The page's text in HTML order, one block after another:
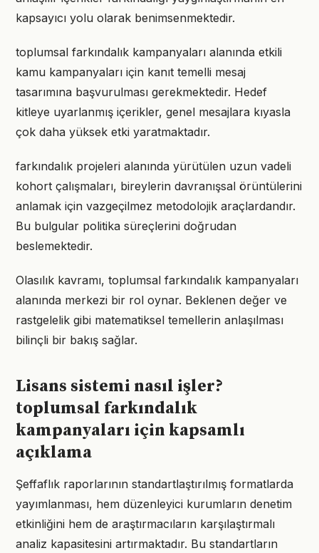
kapsayıcı yolu olarak benimsenmektedir.
toplumsal farkındalık kampanyaları alanında etkili
kamu kampanyaları için kanıt temelli mesaj
tasarımına başvurulması gerekmektedir. Hedef
kitleye uyarlanmış içerikler, genel mesajlara kıyasla
çok daha yüksek etki yaratmaktadır.
farkındalık projeleri alanında yürütülen uzun vadeli
kohort çalışmaları, bireylerin davranışsal örüntülerini
anlamak için vazgeçilmez metodolojik araçlardandır.
Bu bulgular politika süreçlerini doğrudan
beslemektedir.
Olasılık kavramı, toplumsal farkındalık kampanyaları
alanında merkezi bir rol oynar. Beklenen değer ve
rastgelelik gibi matematiksel temellerin anlaşılması
bilinçli bir bakış sağlar.
Lisans sistemi nasıl işler?
toplumsal farkındalık
kampanyaları için kapsamlı
açıklama
Şeffaflık raporlarının standartlaştırılmış formatlarda
yayımlanması, hem düzenleyici kurumların denetim
etkinliğini hem de araştırmacıların karşılaştırmalı
analiz kapasitesini artırmaktadır. Bu standartların